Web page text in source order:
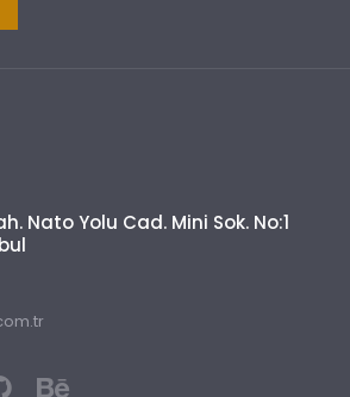
Nato Yolu Cad. Mini Sok. No:1